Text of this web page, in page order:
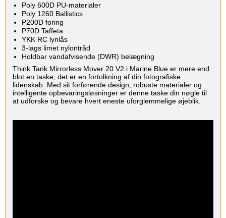
Poly 600D PU-materialer
Poly 1260 Ballistics
P200D foring
P70D Taffeta
YKK RC lynlås
3-lags limet nylontråd
Holdbar vandafvisende (DWR) belægning
Think Tank Mirrorless Mover 20 V2 i Marine Blue er mere end
blot en taske; det er en fortolkning af din fotografiske
lidenskab. Med sit forførende design, robuste materialer og
intelligente opbevaringsløsninger er denne taske din nøgle til
at udforske og bevare hvert eneste uforglemmelige øjeblik.